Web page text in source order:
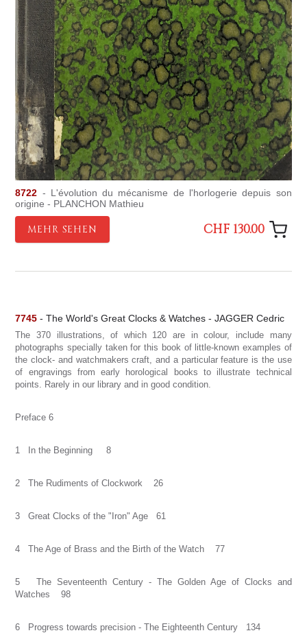
8722 - L'évolution du mécanisme de l'horlogerie depuis son
origine - PLANCHON Mathieu
MEHR SEHEN CHF 130.00
7745 - The World's Great Clocks & Watches - JAGGER Cedric
The 370 illustrations, of which 120 are in colour, include many
photographs specially taken for this book of little-known examples of
the clock- and watchmakers craft, and a particular feature is the use
of engravings from early horological books to illustrate technical
points. Rarely in our library and in good condition.
Preface 6
1 In the Beginning 8
2 The Rudiments of Clockwork 26
3 Great Clocks of the "Iron" Age 61
4 The Age of Brass and the Birth of the Watch 77
5 The Seventeenth Century - The Golden Age of Clocks and
Watches 98
6 Progress towards precision - The Eighteenth Century 134